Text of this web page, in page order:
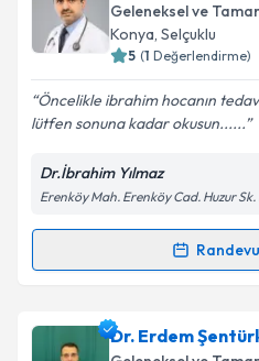
E-posta Adresiniz
kapsamda
Takvim
Geleneksel ve
Konya, Selçuklu
5 (1 Değerlendirme)
Öncelikle ibrahim hocanın
lütfen sonuna kadar okusun......
Dr.İbrahim Yılmaz
Erenköy Mah. Erenköy Cad. Huzur
Randevu Takvimi
Dr. İbrahim Yılmaziçin
oluşturun. Size bu
Dr. Erdem